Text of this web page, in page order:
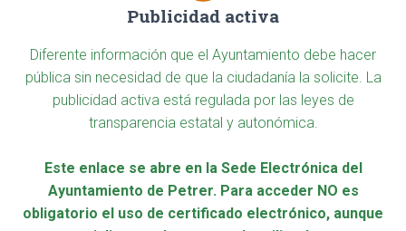
Publicidad activa
Diferente información que el Ayuntamiento debe hacer
pública sin necesidad de que la ciudadanía la solicite. La
publicidad activa está regulada por las leyes de
transparencia estatal y autonómica.
Este enlace se abre en la Sede Electrónica del
Ayuntamiento de Petrer. Para acceder NO es
obligatorio el uso de certificado electrónico, aunque